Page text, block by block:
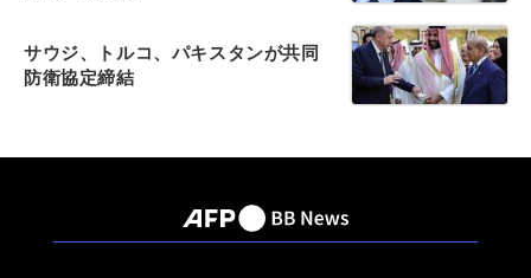
サウジ、トルコ、パキスタンが共同
防衛協定締結